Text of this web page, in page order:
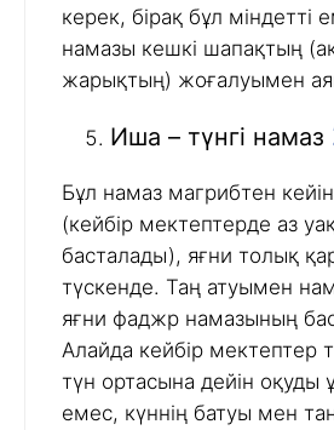
керек, бірақ бұл міндетті
намазы кешкі шапақтың
жарықтың) жоғалуымен
Иша – түнгі намаз
Бұл намаз магрибтен
(кейбір мектептерде аз
басталады), яғни толық
түскенде. Таң атуымен
яғни фаджр намазының
Алайда кейбір мектептер
түн ортасына дейін оқуды
емес, күннің батуы мен